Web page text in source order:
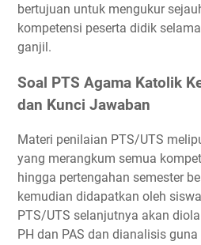
bertujuan untuk mengukur
kompetensi peserta didik
ganjil.
Soal PTS Agama Katolik
dan Kunci Jawaban
Materi penilaian PTS/UTS
yang merangkum semua
hingga pertengahan semester
kemudian didapatkan oleh
PTS/UTS selanjutnya akan
PH dan PAS dan dianalisis